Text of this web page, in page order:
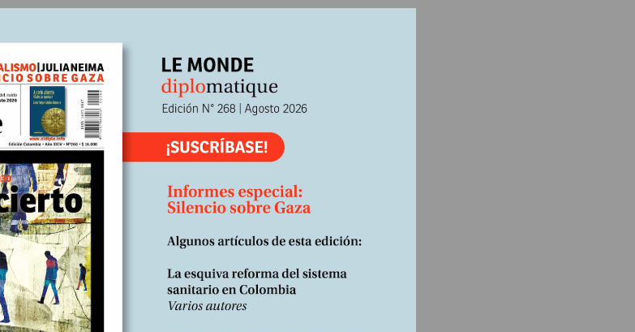
de Santander, Colombia, sin el glamour ni el
santandereano bloquearon el seis de enero, día de
otorgamiento de la licencia ambiental que la
para la explotación de carbón tanto de superficie
de la extracción del carbón, y la propia CAS tuvo que
por incumplir los requisitos ambientales. Los
la comunidad que ya ha visto la casi desaparición
la figura de una mediática adolescente, pues el grupo
y de videos en los que amenazan con métodos no tan
Carmen de Chucurí, a los que “invitan” a abandonar la
personajes.
atravesados por dos adicciones que le han dado